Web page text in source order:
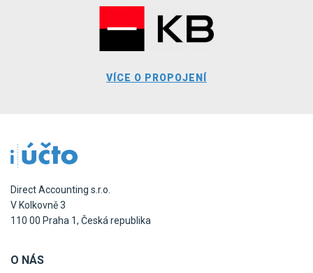
VÍCE O PROPOJENÍ
Direct Accounting s.r.o.
V Kolkovně 3
110 00 Praha 1, Česká republika
O NÁS